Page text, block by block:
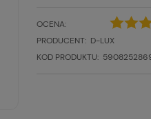
OCENA:
PRODUCENT: D-LUX
KOD PRODUKTU: